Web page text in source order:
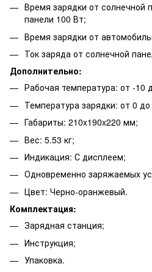
Время зарядки от солнечной
панели 100 Вт;
Время зарядки от
Ток заряда от солнечной
Дополнительно:
Рабочая температура: от -10
Температура зарядки: от 0 до
Габариты: 210x190x220 мм;
Вес: 5.53 кг;
Индикация: С дисплеем;
Одновременно заряжаемых
Цвет: Черно-оранжевый.
Комплектация:
Зарядная станция;
Инструкция;
Упаковка.